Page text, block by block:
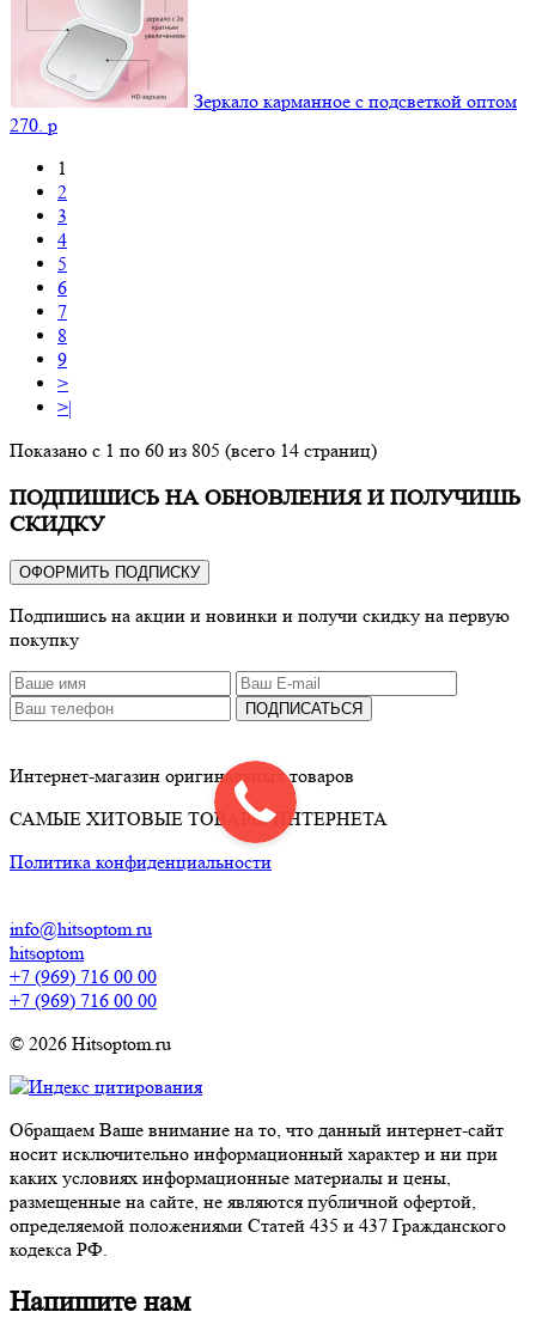
Зеркало карманное с подсветкой оптом
270. p
1
2
3
4
5
6
7
8
9
>
>|
Показано с 1 по 60 из 805 (всего 14 страниц)
ПОДПИШИСЬ НА ОБНОВЛЕНИЯ И ПОЛУЧИШЬ
СКИДКУ
ОФОРМИТЬ ПОДПИСКУ
Подпишись на акции и новинки и получи скидку на первую
покупку
ПОДПИСАТЬСЯ
Интернет-магазин оригинальных товаров
САМЫЕ ХИТОВЫЕ ТОВАРЫ ИНТЕРНЕТА
Политика конфиденциальности
info@hitsoptom.ru
hitsoptom
+7 (969) 716 00 00
+7 (969) 716 00 00
© 2026 Hitsoptom.ru
Обращаем Ваше внимание на то, что данный интернет-сайт
носит исключительно информационный характер и ни при
каких условиях информационные материалы и цены,
размещенные на сайте, не являются публичной офертой,
определяемой положениями Статей 435 и 437 Гражданского
кодекса РФ.
Напишите нам